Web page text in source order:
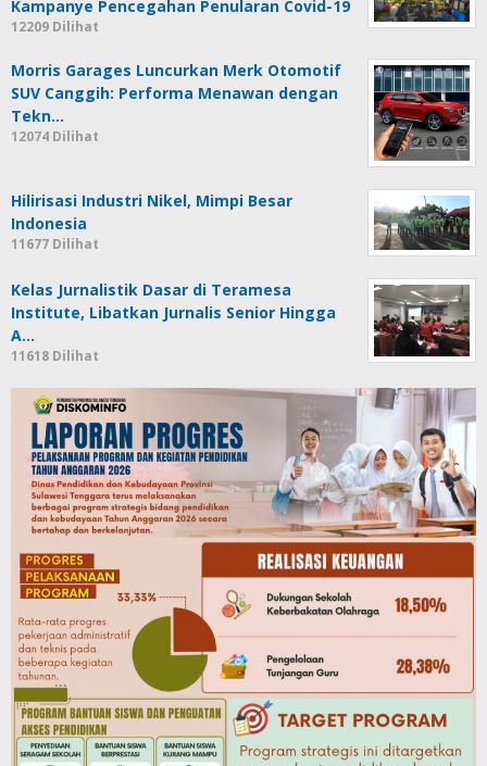
Kampanye Pencegahan Penularan Covid-19
12209 Dilihat
Morris Garages Luncurkan Merk Otomotif
SUV Canggih: Performa Menawan dengan
Tekn…
12074 Dilihat
Hilirisasi Industri Nikel, Mimpi Besar
Indonesia
11677 Dilihat
Kelas Jurnalistik Dasar di Teramesa
Institute, Libatkan Jurnalis Senior Hingga
A…
11618 Dilihat